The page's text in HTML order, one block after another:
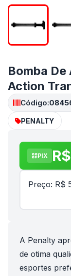
Bomba
Action
Código:
PENALTY
PIX
Preço: R$
A Penalty
de otima
esportes